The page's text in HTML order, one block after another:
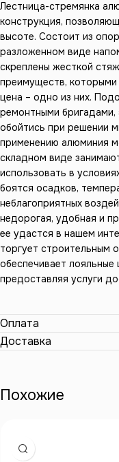
Лестница-стремянка
конструкция,
высоте. Состоит из
разложенном виде
скреплены жесткой
преимуществ, которыми
цена – одно из них.
ремонтными бригадами,
обойтись при решении
применению алюминия
складном виде
использовать в
боятся осадков,
неблагоприятных
недорогая, удобная и
ее удастся в нашем
торгует строительным
обеспечивает
предоставляя услуги
Оплата
Доставка
Похожие